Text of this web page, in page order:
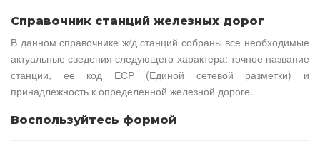
Справочник станций железных дорог
В данном справочнике ж/д станций собраны все необходимые
актуальные сведения следующего характера: точное название
станции, ее код ЕСР (Единой сетевой разметки) и
принадлежность к определенной железной дороге.
Воспользуйтесь формой